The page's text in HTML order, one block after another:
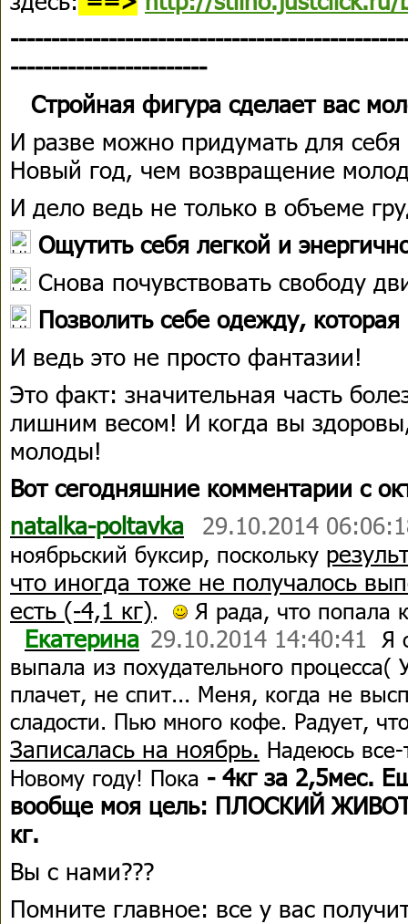
------------------------
Стройная фигура сделает вас
И разве можно придумать для
Новый год, чем возвращение
И дело ведь не только в объеме
Ощутить себя легкой и
Снова почувствовать свободу
Позволить себе одежду, которая
И ведь это не просто фантазии!
Это факт: значительная часть
лишним весом! И когда вы
молоды!
Вот сегодняшние комментарии с
natalka-poltavka
29.10.2014
ноябрьский буксир, поскольку
что иногда тоже не получалось
есть (-4,1 кг). Я рада, что попала
Екатерина 29.10.2014 14:40:41 Я
выпала из похудательного процесса(
плачет, не спит... Меня, когда не
сладости. Пью много кофе. Радует,
Записалась на ноябрь. Надеюсь
Новому году! Пока - 4кг за 2,5мес.
вообще моя цель: ПЛОСКИЙ
кг.
Вы с нами???
Помните главное: все у вас